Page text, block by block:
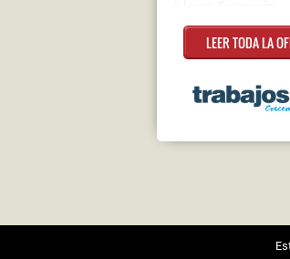
18.000 € - 22.000 €
LEER TODA LA